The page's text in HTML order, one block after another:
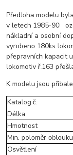
Předloha modelu
v letech 1985-90
nákladní a osobní
vyrobeno 180ks
přepravních kapacit
lokomotiv ř.163
K modelu jsou
Katalog.č.
Délka
Hmotnost
Min. poloměr oblouku
Osvětlení